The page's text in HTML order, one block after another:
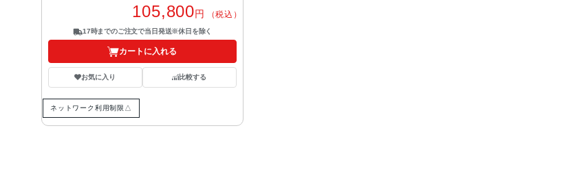
105,800円 （税込）
17時までのご注文で当日発送※休日を除く
カートに入れる
お気に入り 比較する
ネットワーク利用制限△